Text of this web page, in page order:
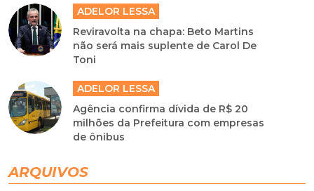
ADELOR LESSA
Reviravolta na chapa: Beto Martins
não será mais suplente de Carol De
Toni
ADELOR LESSA
Agência confirma dívida de R$ 20
milhões da Prefeitura com empresas
de ônibus
ARQUIVOS